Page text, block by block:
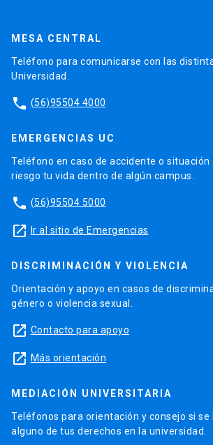
MESA CENTRAL
Teléfono para comunicarse con las
Universidad.
phone (56)95504 4000
EMERGENCIAS UC
Teléfono en caso de accidente o situación
riesgo tu vida dentro de algún campus.
phone (56)95504 5000
launch Ir al sitio de Emergencias
DISCRIMINACIÓN Y VIOLENCIA
Orientación y apoyo en casos de
género o violencia sexual.
launch Contacto para apoyo
launch Más orientación
MEDIACIÓN UNIVERSITARIA
Teléfonos para orientación y consejo si se
alguno de tus derechos en la universidad.